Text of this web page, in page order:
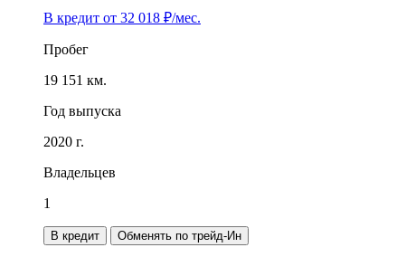
В кредит от 32 018 ₽/мес.
Пробег
19 151 км.
Год выпуска
2020 г.
Владельцев
1
В кредит Обменять по трейд-Ин